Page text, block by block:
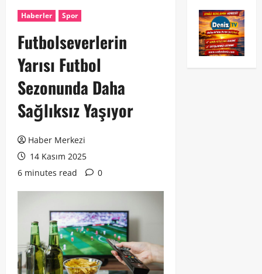
Haberler Spor
Futbolseverlerin
Yarısı Futbol
Sezonunda Daha
Sağlıksız Yaşıyor
Haber Merkezi
14 Kasım 2025
6 minutes read
0